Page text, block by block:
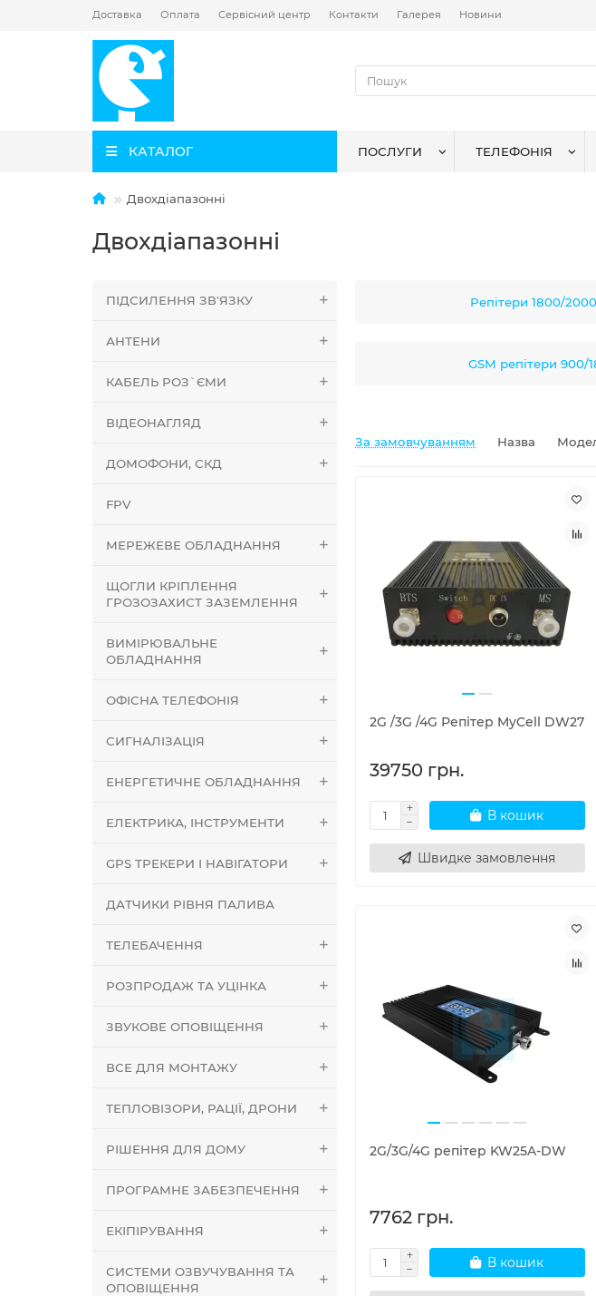
Доставка Оплата Сервісний центр Контакти Галерея Новини
КАТАЛОГ ПОСЛУГИ ТЕЛЕФОНІЯ
Двохдіапазонні
Двохдіапазонні
ПІДСИЛЕННЯ ЗВ'ЯЗКУ
АНТЕНИ
КАБЕЛЬ РОЗ`ЄМИ
ВІДЕОНАГЛЯД
ДОМОФОНИ, СКД
FPV
МЕРЕЖЕВЕ ОБЛАДНАННЯ
ЩОГЛИ КРІПЛЕННЯ
ГРОЗОЗАХИСТ ЗАЗЕМЛЕННЯ
ВИМІРЮВАЛЬНЕ
ОБЛАДНАННЯ
ОФІСНА ТЕЛЕФОНІЯ
СИГНАЛІЗАЦІЯ
ЕНЕРГЕТИЧНЕ ОБЛАДНАННЯ
ЕЛЕКТРИКА, ІНСТРУМЕНТИ
GPS ТРЕКЕРИ І НАВІГАТОРИ
ДАТЧИКИ РІВНЯ ПАЛИВА
ТЕЛЕБАЧЕННЯ
РОЗПРОДАЖ ТА УЦІНКА
ЗВУКОВЕ ОПОВІЩЕННЯ
ВСЕ ДЛЯ МОНТАЖУ
ТЕПЛОВІЗОРИ, РАЦІЇ, ДРОНИ
РІШЕННЯ ДЛЯ ДОМУ
ПРОГРАМНЕ ЗАБЕЗПЕЧЕННЯ
ЕКІПІРУВАННЯ
СИСТЕМИ ОЗВУЧУВАННЯ ТА
ОПОВІЩЕННЯ
Репітери 1800/
GSM репітери 900/
За замовчуванням Назва
2G /3G /4G Репітер MyCell DW27
39750 грн.
В кошик
Швидке замовлення
2G/3G/4G репітер KW25A-DW
7762 грн.
В кошик